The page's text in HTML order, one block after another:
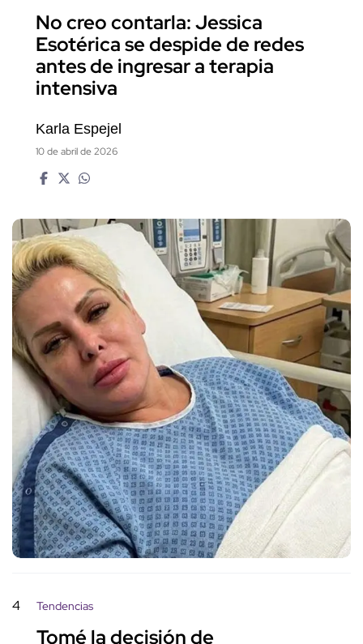
No creo contarla: Jessica
Esotérica se despide de redes
antes de ingresar a terapia
intensiva
Karla Espejel
10 de abril de 2026
4 Tendencias
Tomé la decisión de